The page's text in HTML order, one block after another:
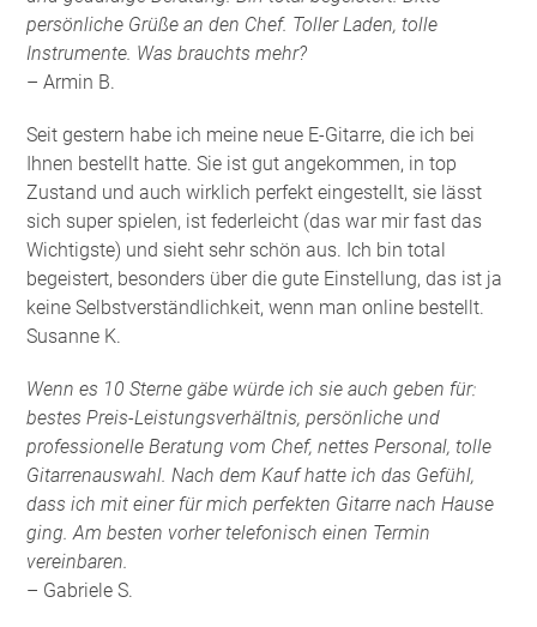
persönliche Grüße an den Chef. Toller Laden, tolle
Instrumente. Was brauchts mehr?
– Armin B.
Seit gestern habe ich meine neue E-Gitarre, die ich bei
Ihnen bestellt hatte. Sie ist gut angekommen, in top
Zustand und auch wirklich perfekt eingestellt, sie lässt
sich super spielen, ist federleicht (das war mir fast das
Wichtigste) und sieht sehr schön aus. Ich bin total
begeistert, besonders über die gute Einstellung, das ist ja
keine Selbstverständlichkeit, wenn man online bestellt.
Susanne K.
Wenn es 10 Sterne gäbe würde ich sie auch geben für:
bestes Preis-Leistungsverhältnis, persönliche und
professionelle Beratung vom Chef, nettes Personal, tolle
Gitarrenauswahl. Nach dem Kauf hatte ich das Gefühl,
dass ich mit einer für mich perfekten Gitarre nach Hause
ging. Am besten vorher telefonisch einen Termin
vereinbaren.
– Gabriele S.